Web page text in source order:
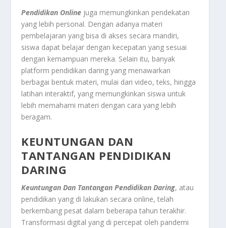
Pendidikan Online juga memungkinkan pendekatan
yang lebih personal. Dengan adanya materi
pembelajaran yang bisa di akses secara mandiri,
siswa dapat belajar dengan kecepatan yang sesuai
dengan kemampuan mereka. Selain itu, banyak
platform pendidikan daring yang menawarkan
berbagai bentuk materi, mulai dari video, teks, hingga
latihan interaktif, yang memungkinkan siswa untuk
lebih memahami materi dengan cara yang lebih
beragam.
KEUNTUNGAN DAN
TANTANGAN PENDIDIKAN
DARING
Keuntungan Dan Tantangan Pendidikan Daring, atau
pendidikan yang di lakukan secara online, telah
berkembang pesat dalam beberapa tahun terakhir.
Transformasi digital yang di percepat oleh pandemi